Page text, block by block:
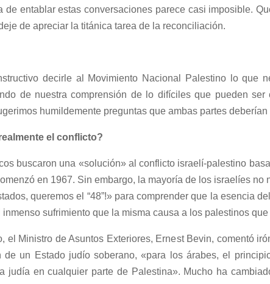
de entablar estas conversaciones parece casi imposible.
de apreciar la titánica tarea de la reconciliación.
decirle al Movimiento Nacional Palestino lo que
de nuestra comprensión de lo difíciles que pueden
humildemente preguntas que ambas partes
el conflicto?
buscaron una «solución» al conflicto israelí-palestino
en 1967. Sin embargo, la mayoría de los israelíes
queremos el “48”!» para comprender que la esencia
sufrimiento que la misma causa a los palestinos
el Ministro de Asuntos Exteriores, Ernest Bevin, comentó
un Estado judío soberano, «para los árabes, el
judía en cualquier parte de Palestina». Mucho ha